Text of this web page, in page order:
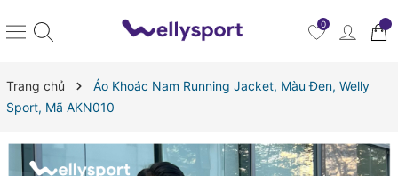
0
Trang chủ
Áo Khoác Nam Running Jacket, Màu Đen, Welly
Sport, Mã AKN010